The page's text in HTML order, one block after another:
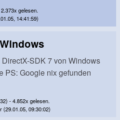
gelesen.
14:41:59)
SDK 7 von Windows
PS: Google nix gefunden
- 4.852x gelesen.
(29.01.05, 09:30:02)